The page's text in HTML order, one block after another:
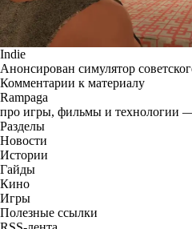
Indie
Анонсирован симулятор
Комментарии к материалу
Rampaga
про игры, фильмы и технологии
Разделы
Новости
Истории
Гайды
Кино
Игры
Полезные ссылки